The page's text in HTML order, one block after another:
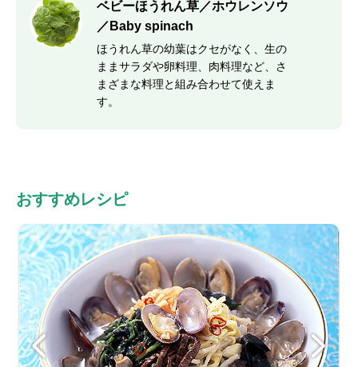
ベビーほうれん草／ホウレンソウ
／Baby spinach
ほうれん草の幼葉はクセがなく、生の
ままサラダや卵料理、肉料理など、さ
まざまな料理と組み合わせて使えま
す。
おすすめレシピ